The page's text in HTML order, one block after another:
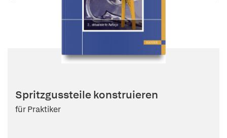
Spritzgussteile konstruieren
für Praktiker